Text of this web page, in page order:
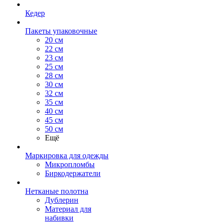
Кедер
Пакеты упаковочные
20 см
22 см
23 см
25 см
28 см
30 см
32 см
35 см
40 см
45 см
50 см
Ещё
Маркировка для одежды
Микропломбы
Биркодержатели
Нетканые полотна
Дублерин
Материал для
набивки